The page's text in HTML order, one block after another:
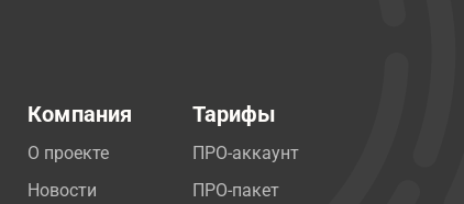
Компания
О проекте
Новости
Тарифы
ПРО-аккаунт
ПРО-пакет